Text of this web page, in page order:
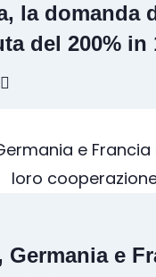
la domanda
del 200% in
Germania e